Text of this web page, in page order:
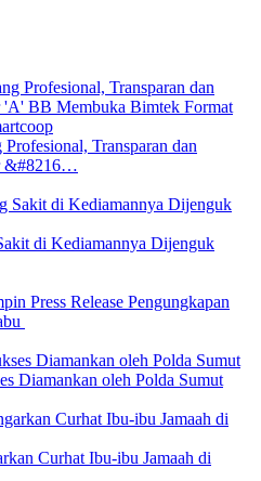
Transparan dan
&#8216…
di Kediamannya Dijenguk
Press Release Pengungkapan
Diamankan oleh Polda Sumut
Curhat Ibu-ibu Jamaah di